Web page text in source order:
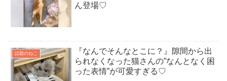
ん登場♡
話題のねこ
『なんでそんなとこに？』隙間から出
られなくなった猫さんの”なんとなく困
った表情”が可愛すぎる♡